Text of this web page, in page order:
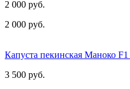
2 000 руб.
2 000 руб.
Капуста пекинская Маноко
3 500 руб.